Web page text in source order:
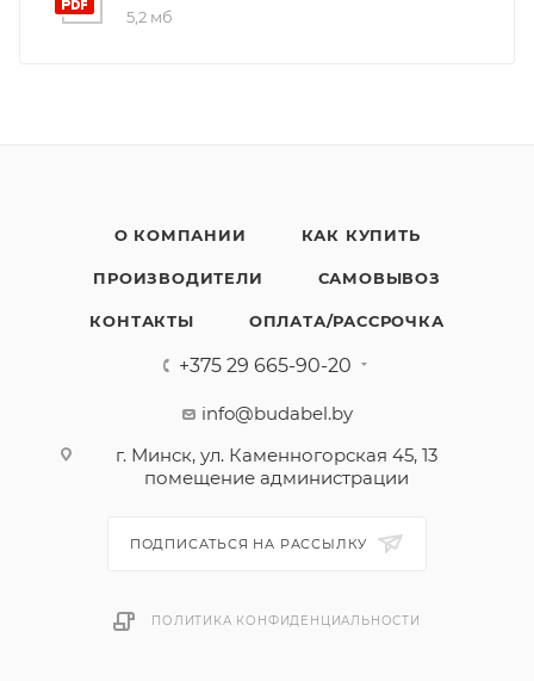
5,2 мб
О КОМПАНИИ КАК КУПИТЬ
ПРОИЗВОДИТЕЛИ САМОВЫВОЗ
КОНТАКТЫ ОПЛАТА/РАССРОЧКА
+375 29 665-90-20
info@budabel.by
г. Минск, ул. Каменногорская 45, 13
помещение администрации
ПОДПИСАТЬСЯ НА РАССЫЛКУ
ПОЛИТИКА КОНФИДЕНЦИАЛЬНОСТИ